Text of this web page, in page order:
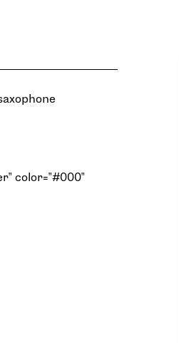
color="#000"